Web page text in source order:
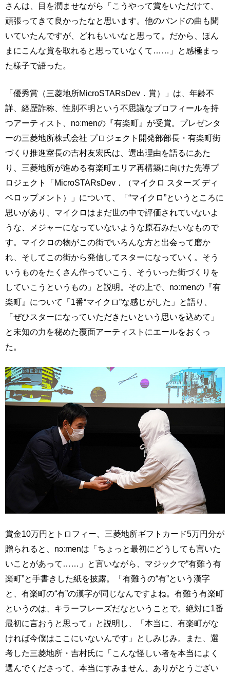
さんは、目を潤ませながら「こうやって賞をいただけて、
頑張ってきて良かったなと思います。他のバンドの曲も聞
いていたんですが、どれもいいなと思って。だから、ほん
まにこんな賞を取れると思っていなくて……」と感極まっ
た様子で語った。
「優秀賞（三菱地所MicroSTARsDev．賞）」は、年齢不
詳、経歴詐称、性別不明という不思議なプロフィールを持
つアーティスト、nɔːmenの『有楽町』が受賞。プレゼンタ
ーの三菱地所株式会社 プロジェクト開発部部長・有楽町街
づくり推進室長の吉村友宏氏は、選出理由を語るにあた
り、三菱地所が進める有楽町エリア再構築に向けた先導プ
ロジェクト「MicroSTARsDev．（マイクロ スターズ ディ
ベロップメント）」について、「“マイクロ”というところに
思いがあり、マイクロはまだ世の中で評価されていないよ
うな、メジャーになっていないような原石みたいなもので
す。マイクロの物がこの街でいろんな方と出会って磨か
れ、そしてこの街から発信してスターになっていく。そう
いうものをたくさん作っていこう、そういった街づくりを
していこうというもの」と説明。その上で、nɔːmenの『有
楽町』について「1番“マイクロ”な感じがした」と語り、
「ぜひスターになっていただきたいという思いを込めて」
と未知の力を秘めた覆面アーティストにエールをおくっ
た。
賞金10万円とトロフィー、三菱地所ギフトカード5万円分が
贈られると、nɔːmenは「ちょっと最初にどうしても言いた
いことがあって……」と言いながら、マジックで“有難う有
楽町”と手書きした紙を披露。「有難うの“有”という漢字
と、有楽町の“有”の漢字が同じなんですよね。有難う有楽町
というのは、キラーフレーズだなということで。絶対に1番
最初に言おうと思って」と説明し、「本当に、有楽町がな
ければ今僕はここにいないんです」としみじみ。また、選
考した三菱地所・吉村氏に「こんな怪しい者を本当によく
選んでくださって、本当にすみません、ありがとうござい